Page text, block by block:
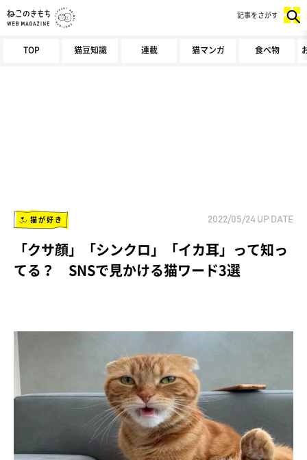
TOP 猫豆知識 連載 猫マンガ 食べ物
記事をさがす
猫が好き 2022/05/24 UP DATE
「クサ顔」「シンクロ」「イカ耳」って知っ
てる？ SNSで見かける猫ワード3選